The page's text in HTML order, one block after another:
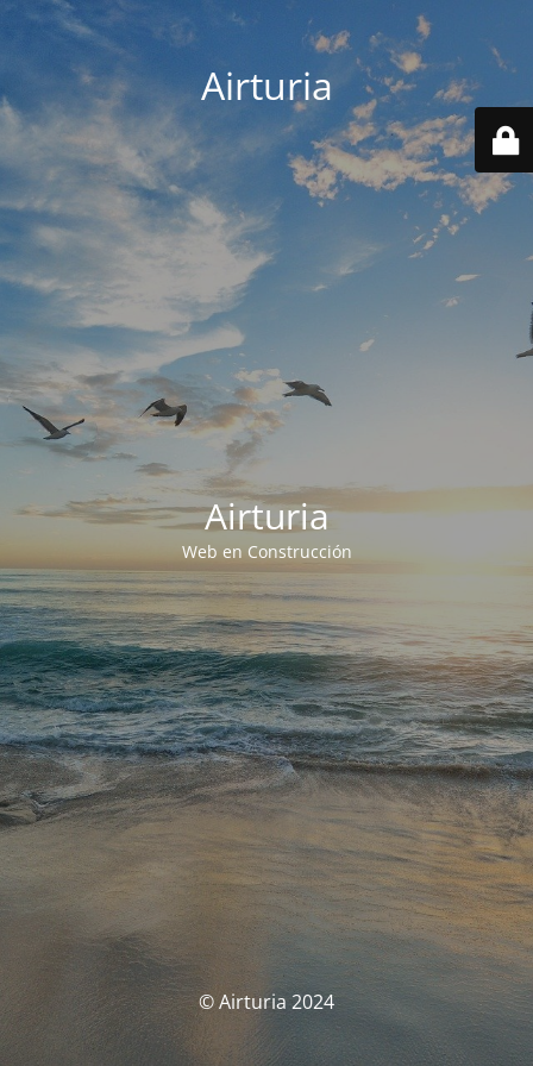
Airturia
Airturia
Web en Construcción
© Airturia 2024